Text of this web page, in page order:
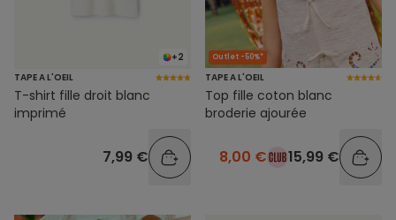
+2
TAPE A L'OEIL
T-shirt fille droit blanc
imprimé
7,99 €
Outlet -50%*
TAPE A L'OEIL
Top fille coton blanc
broderie ajourée
8,00 € 15,99 €